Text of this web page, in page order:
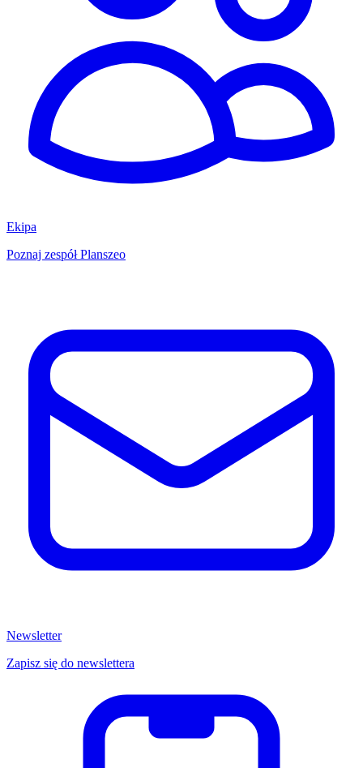
Ekipa
Poznaj zespół Planszeo
Newsletter
Zapisz się do newslettera